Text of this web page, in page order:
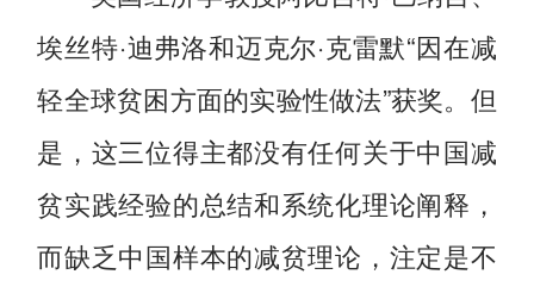
埃丝特·迪弗洛和迈克尔·克雷默“因在减
轻全球贫困方面的实验性做法”获奖。但
是，这三位得主都没有任何关于中国减
贫实践经验的总结和系统化理论阐释，
而缺乏中国样本的减贫理论，注定是不